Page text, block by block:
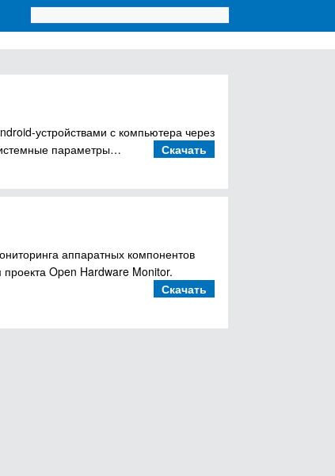
устройствами с компьютера через
параметры…
Скачать
аппаратных компонентов
Open Hardware Monitor.
Скачать